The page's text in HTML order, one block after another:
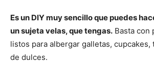
Es un DIY muy sencillo que puedes
un sujeta velas, que tengas. Basta con
listos para albergar galletas,
de dulces.